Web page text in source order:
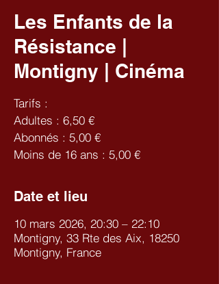
Les Enfants de la
Résistance |
Montigny | Cinéma
Tarifs :
Adultes : 6,50 €
Abonnés : 5,00 €
Moins de 16 ans : 5,00 €
Date et lieu
10 mars 2026, 20:30 – 22:10
Montigny, 33 Rte des Aix, 18250
Montigny, France